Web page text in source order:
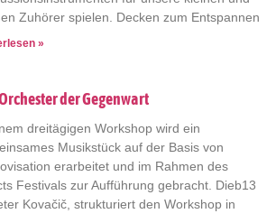
Zuhörer spielen. Decken zum Entspannen
»
der Gegenwart
dreitägigen Workshop wird ein
Musikstück auf der Basis von
erarbeitet und im Rahmen des
Festivals zur Aufführung gebracht. Dieb13
Kovačič, strukturiert den Workshop in